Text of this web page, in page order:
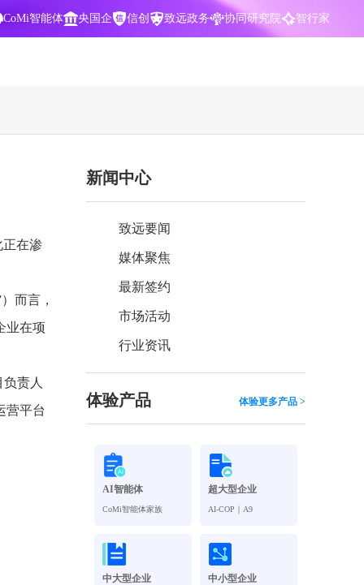
CoMi智能体 央国企 信创 致远政务 协同研究院 智行家
Agent驱动，千人千面，高效办公
让数字资产为企业运营管理决策提供
构建一体化协同运营管理平台
智能风控合规
穿透式智能合同
企业人力穿透合规管控
新闻中心
致远要闻
媒体聚焦
最新签约
市场活动
行业资讯
体验产品 体验更多产品 >
AI智能体
CoMi智能体家族
超大型企业
AI-COP｜A9
中大型企业 中小型企业
正在渗
而言，
业在项
责人
营平台